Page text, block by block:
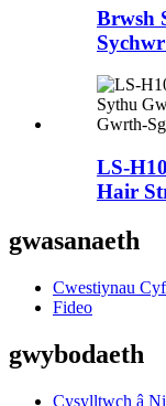
Brwsh
LS-
Hair
gwasanaeth
Cwestiynau
Fideo
gwybodaeth
Cysylltwch â Ni